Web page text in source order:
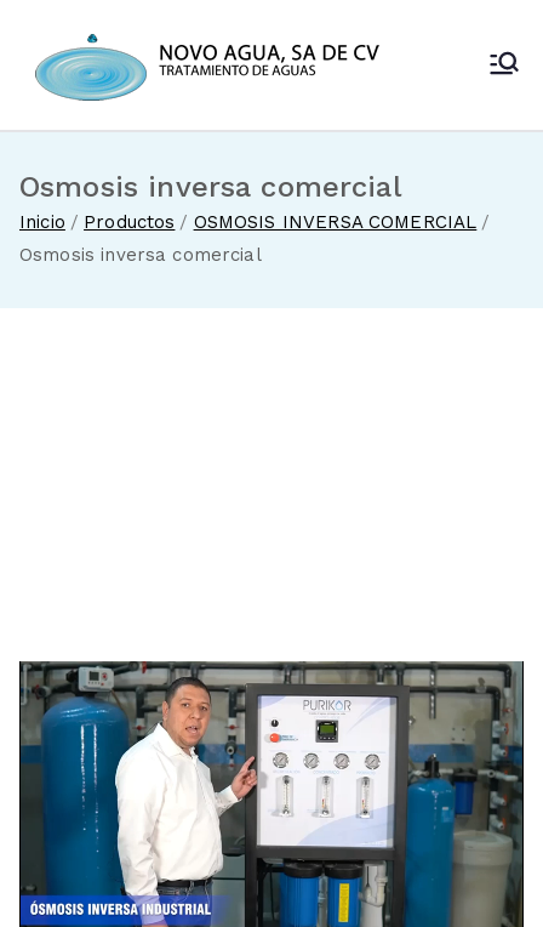
contenido
Novo Agua
de aguas
Osmosis inversa comercial
Inicio Productos
OSMOSIS INVERSA COMERCIAL
Osmosis inversa comercial